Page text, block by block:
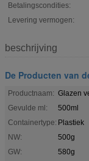
Betalingscondities:
Levering vermogen:
beschrijving
De Producten van
Productnaam: Glazen
Gevulde ml:
500ml
Containertype: Plastiek
NW:
500g
GW:
580g